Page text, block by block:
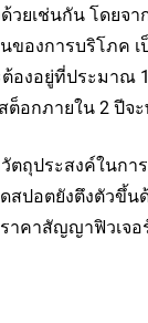
วยเช่นกัน โดย
องการบริโภค
ต้องอยู่ที่ประมา
อกภายใน 2 ปีจ
ตถุประสงค์ในก
ปอตยังตึงตัวขึ้
าคาสัญญาฟิวเจ